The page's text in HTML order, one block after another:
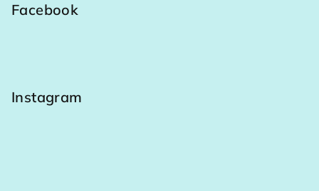
Facebook
Instagram